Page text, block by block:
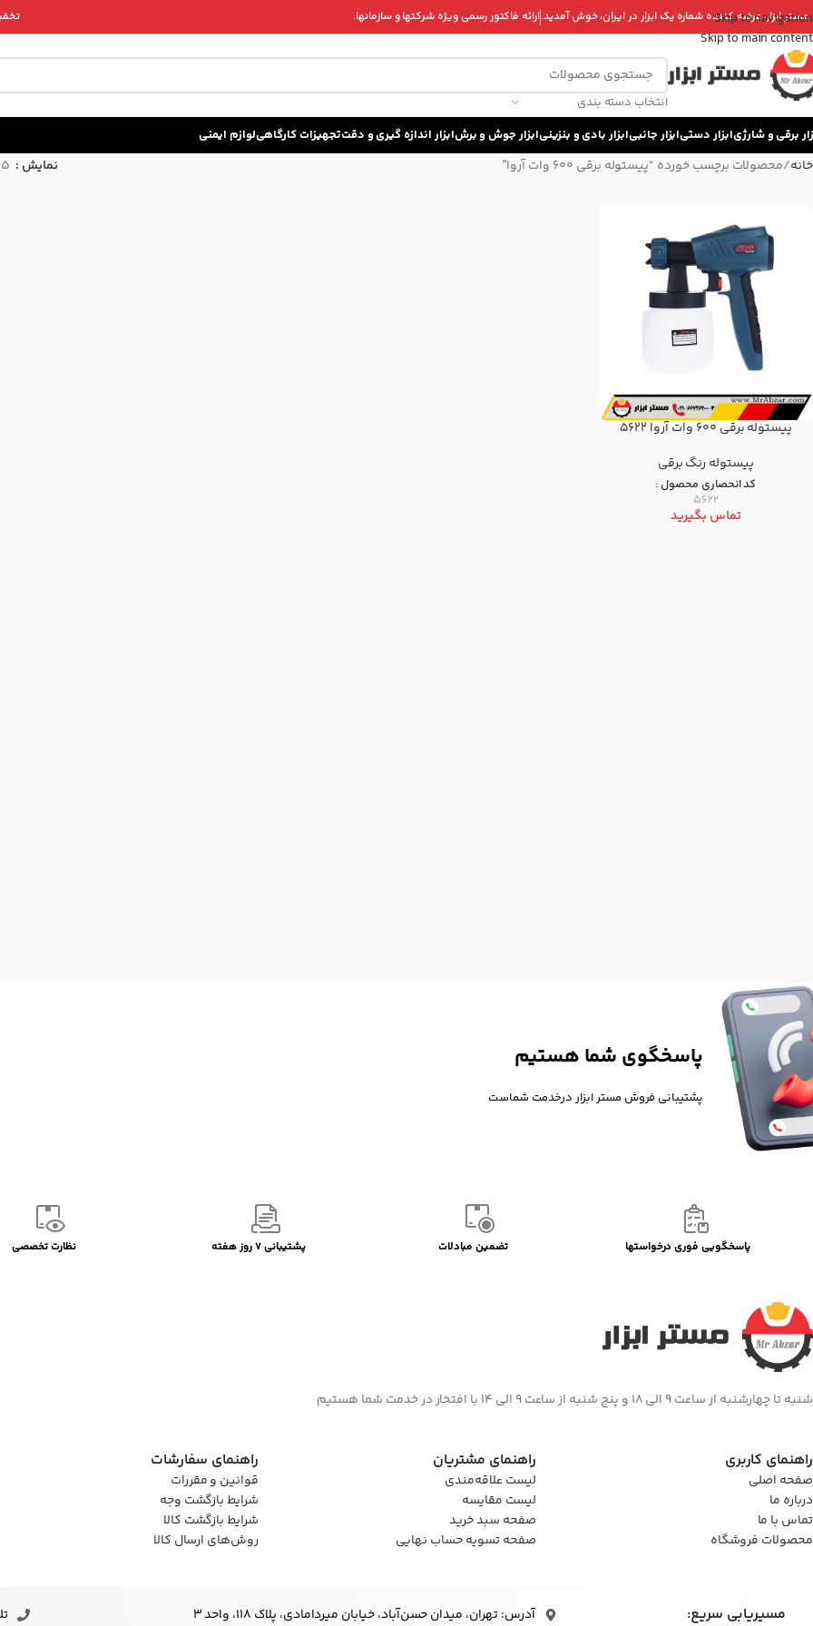
Skip to navigation
Skip to main content
مستر ابزار، عرضه کننده شماره یک ابزار در ایران، خوش آمدید.ارائه فاکتور رسمی ویژه شرکتها و سازمانها.
انتخاب دسته بندی
برقی و شارژیابزار دستیابزار جانبیابزار بادی و بنزینیابزار جوش و برشابزار اندازه گيری و دقتتجهیزات کارگاهیلوازم ایمنی
خانه محصولات برچسب خورده “پیستوله برقی 600 وات آروا” نمایش
پیستوله برقی 600 وات آروا 5622
پیستوله رنگ برقی
کد انحصاری محصول :
5622
تماس بگیرید
پاسخگوی شما هستیم
پشتیبانی فروش مستر ابزار درخدمت شماست
پاسخگویی فوری درخواستها تضمین مبادلات پشتیبانی 7 روز هفته نظارت تخصصی
شنبه تا چهارشنبه از ساعت 9 الی 18 و پنج شنبه از ساعت 9 الی 14 با افتخار در خدمت شما هستیم
راهنمای کاربری
صفحه اصلی
درباره ما
تماس با ما
محصولات فروشگاه
راهنمای مشتریان
لیست علاقه‌مندی
لیست مقایسه
صفحه سبد خرید
صفحه تسویه حساب نهایی
راهنمای سفارشات
قوانین و مقررات
شرایط بازگشت وجه
شرایط بازگشت کالا
روش‌های ارسال کالا
مسیریابی سریع: آدرس: تهران، میدان حسن‌آباد، خیابان میردامادی، پلاک ۱۱۸، واحد 3